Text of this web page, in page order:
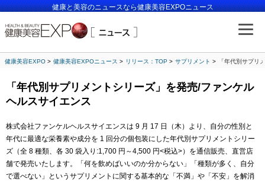
健康と美容のニュースなら健康美容EXPOニュース
健康美容EXPO 健康美容EXPOニュース リリース：TOP サプリメント 「年代別サプリ
「年代別サプリメントシリーズ」を発売/ファンケル
ヘルスサイエンス
株式会社ファンケルヘルスサイエンスは 9 月 17 日（木）より、自分の性別と
年代に最適な栄養素や成分を 1 回分の個包装にした年代別サプリメントシリー
ズ（全 8 種類、各 30 袋入り:1,700 円～4,500 円<税込>）を通信販売、直営店
舗で発売いたします。「何を飲めばいいのか分からない」「種類が多く、自分
で選べない」というサプリメントに関する基本的な「不満」や「不安」を解消